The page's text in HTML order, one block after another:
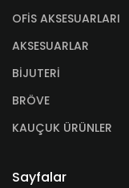
OFİS AKSESUARLARI
AKSESUARLAR
BİJUTERİ
BRÖVE
KAUÇUK ÜRÜNLER
Sayfalar